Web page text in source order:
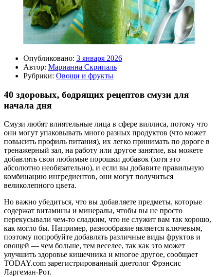
Опубликовано: 3 января 2026
Автор: Марианна Скрипаль
Рубрики: Овощи и фрукты
40 здоровых, бодрящих рецептов смузи для
начала дня
Смузи любят влиятельные лица в сфере виллиса, потому что
они могут упаковывать много разных продуктов (что может
повысить профиль питания), их легко принимать по дороге в
тренажерный зал, на работу или другое занятие, вы можете
добавлять свои любимые порошки добавок (хотя это
абсолютно необязательно), и если вы добавите правильную
комбинацию ингредиентов, они могут получиться
великолепного цвета.
Но важно убедиться, что вы добавляете предметы, которые
содержат витамины и минералы, чтобы вы не просто
перекусывали чем-то сладким, что не служит вам так хорошо,
как могло бы. Например, разнообразие является ключевым,
поэтому попробуйте добавлять различные виды фруктов и
овощей — чем больше, тем веселее, так как это может
улучшить здоровье кишечника и многое другое, сообщает
TODAY.com зарегистрированный диетолог Фрэнсис
Ларгеман-Рот.